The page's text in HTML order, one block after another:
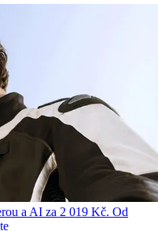
a AI za 2 019 Kč. Od